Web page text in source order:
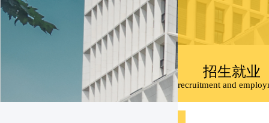
招生就业
recruitment and